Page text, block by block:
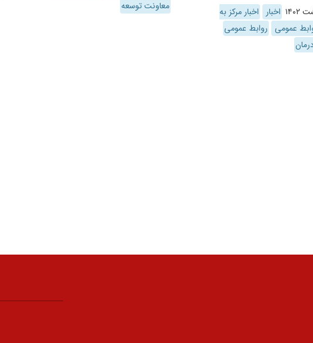
اخبار
اخبار مرکز به
عمومی روابط عمومی
معاونت توسعه